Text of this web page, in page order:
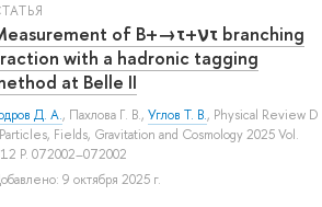
of B+→τ+ντ branching
with a hadronic tagging
at Belle II
Д. А., Пахлова Г. В., Углов Т. В., Physical Review D
Fields, Gravitation and Cosmology 2025 Vol.
P. 072002–072002
9 октября 2025 г.